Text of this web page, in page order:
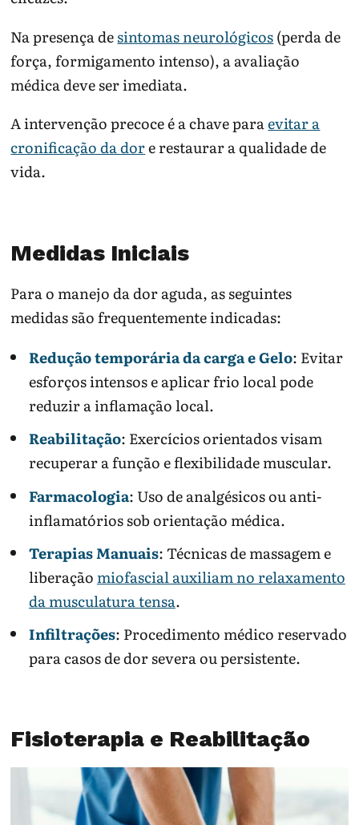
Na presença desintomas neurológicos(perda de
força, formigamento intenso), a avaliação
médica deve ser imediata.
A intervenção precoce é a chave paraevitar a
cronificação da dore restaurar a qualidade de
vida.
Medidas Iniciais
Para o manejo da dor aguda, as seguintes
medidas são frequentemente indicadas:
Redução temporária da carga e Gelo: Evitar
esforços intensos e aplicar frio local pode
reduzir a inflamação local.
Reabilitação: Exercícios orientados visam
recuperar a função e flexibilidade muscular.
Farmacologia: Uso de analgésicos ou anti-
inflamatórios sob orientação médica.
Terapias Manuais: Técnicas de massagem e
liberaçãomiofascial auxiliam no relaxamento
da musculatura tensa.
Infiltrações: Procedimento médico reservado
para casos de dor severa ou persistente.
Fisioterapia e Reabilitação